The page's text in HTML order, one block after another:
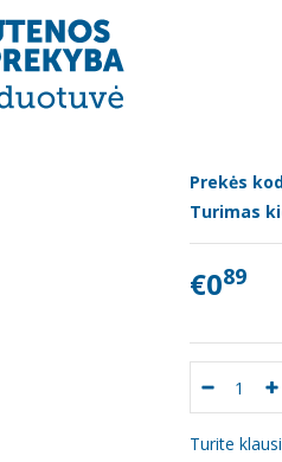
400 g
VESUVIANA,
Prekės
Turimas
€089
Turite